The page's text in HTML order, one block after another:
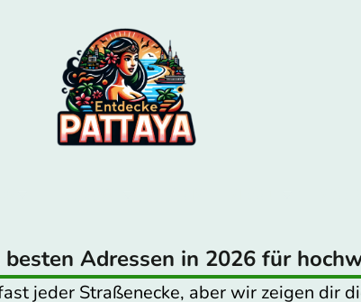
Adressen in 2026 für
jeder Straßenecke, aber wir zeigen dir